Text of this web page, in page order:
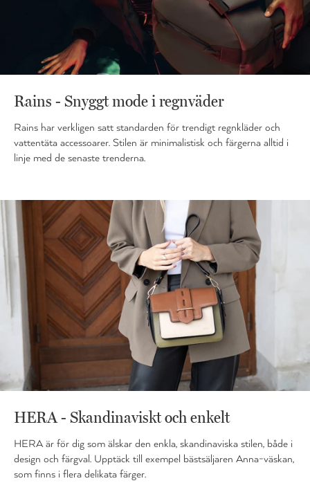
Rains - Snyggt mode i regnväder
Rains har verkligen satt standarden för trendigt regnkläder och
vattentäta accessoarer. Stilen är minimalistisk och färgerna alltid i
linje med de senaste trenderna.
HERA - Skandinaviskt och enkelt
HERA är för dig som älskar den enkla, skandinaviska stilen, både i
design och färgval. Upptäck till exempel bästsäljaren Anna-väskan,
som finns i flera delikata färger.